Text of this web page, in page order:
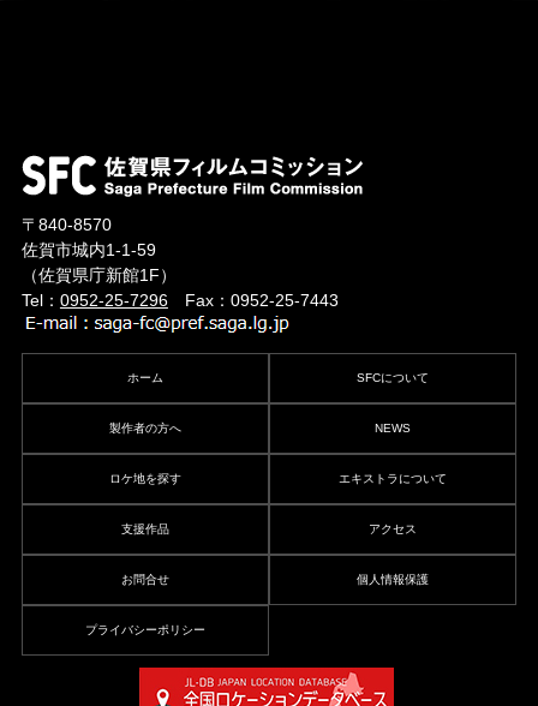
〒840-8570
佐賀市城内1-1-59
（佐賀県庁新館1F）
Tel： 0952-25-7296Fax：0952-25-7443
ホーム SFCについて
製作者の方へ NEWS
ロケ地を探す エキストラについて
支援作品 アクセス
お問合せ 個人情報保護
プライバシーポリシー